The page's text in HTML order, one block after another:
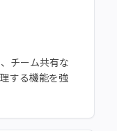
チーム共有な
する機能を強